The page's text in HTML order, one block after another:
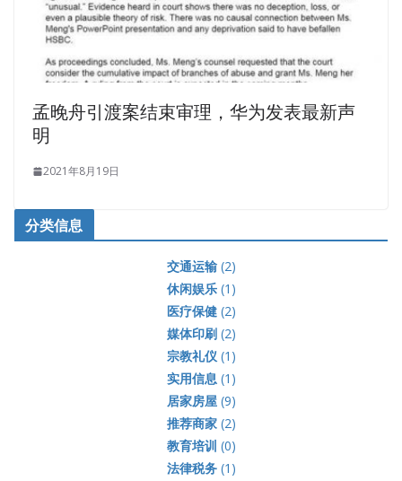
孟晚舟引渡案结束审理，华为发表最新声
明
2021年8月19日
分类信息
交通运输(2)
休闲娱乐(1)
医疗保健(2)
媒体印刷(2)
宗教礼仪(1)
实用信息(1)
居家房屋(9)
推荐商家(2)
教育培训 (0)
法律税务(1)